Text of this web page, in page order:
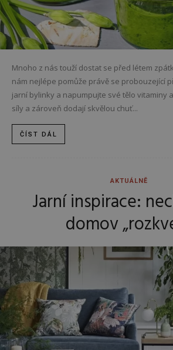
Mnoho z nás touží dostat se před létem
nám nejlépe pomůže právě se probouzející
jarní bylinky a napumpujte své tělo vitaminy
síly a zároveň dodají skvělou chuť...
ČÍST DÁL
AKTUÁLNĚ
Jarní inspirace:
domov